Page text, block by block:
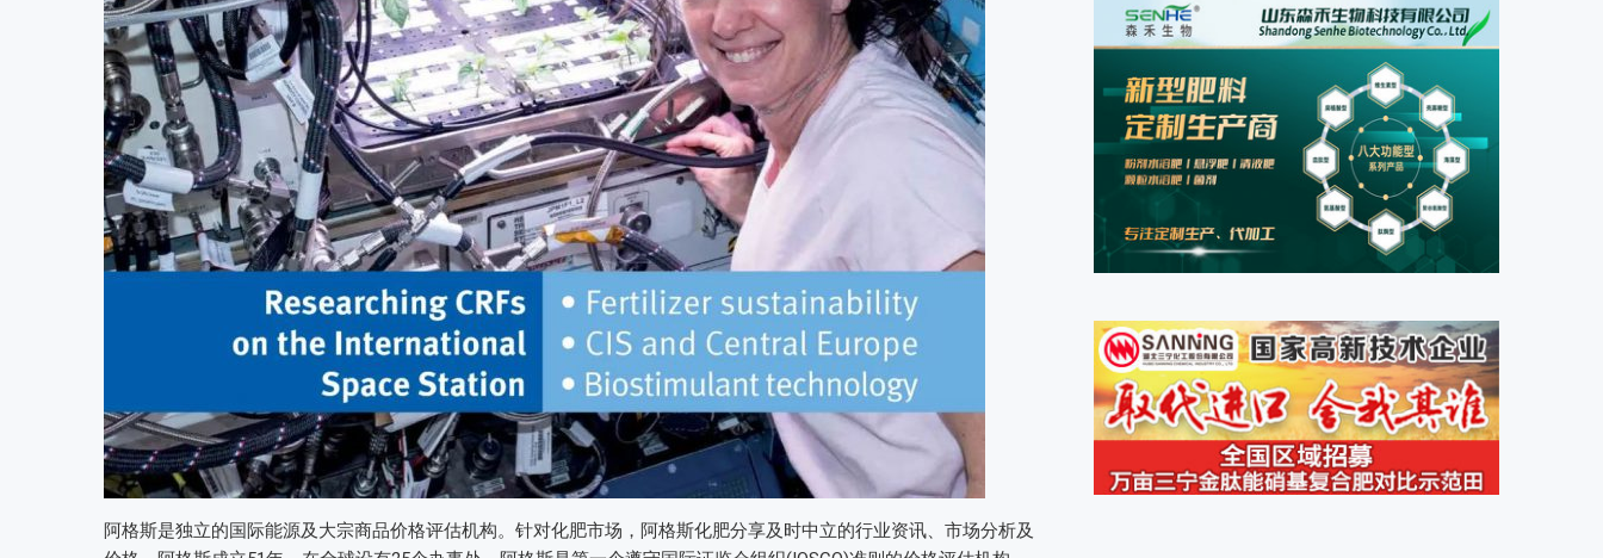
阿格斯是独立的国际能源及大宗商品价格评估机构。针对化肥市场，阿格斯化肥分享及时中立的行业资讯、市场分析及